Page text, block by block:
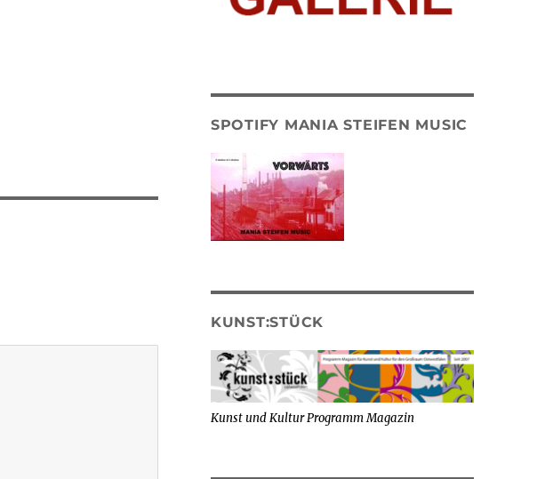
SPOTIFY MANIA STEIFEN MUSIC
KUNST:STÜCK
Kunst und Kultur Programm Magazin